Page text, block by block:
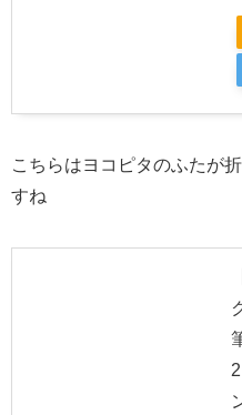
こちらはヨコピタのふたが
すね